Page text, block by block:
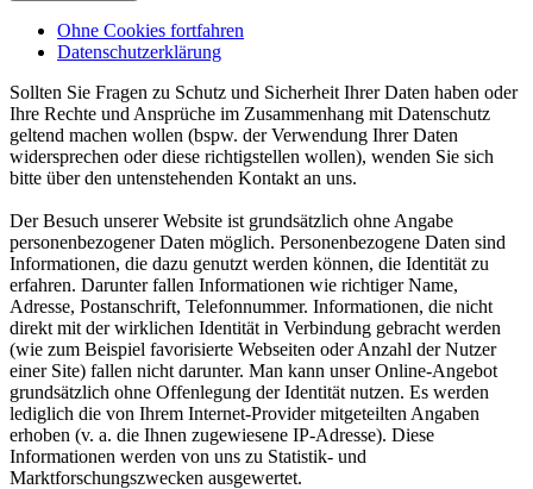
Ohne Cookies fortfahren
Datenschutzerklärung
Sollten Sie Fragen zu Schutz und Sicherheit Ihrer Daten haben oder
Ihre Rechte und Ansprüche im Zusammenhang mit Datenschutz
geltend machen wollen (bspw. der Verwendung Ihrer Daten
widersprechen oder diese richtigstellen wollen), wenden Sie sich
bitte über den untenstehenden Kontakt an uns.
Der Besuch unserer Website ist grundsätzlich ohne Angabe
personenbezogener Daten möglich. Personenbezogene Daten sind
Informationen, die dazu genutzt werden können, die Identität zu
erfahren. Darunter fallen Informationen wie richtiger Name,
Adresse, Postanschrift, Telefonnummer. Informationen, die nicht
direkt mit der wirklichen Identität in Verbindung gebracht werden
(wie zum Beispiel favorisierte Webseiten oder Anzahl der Nutzer
einer Site) fallen nicht darunter. Man kann unser Online-Angebot
grundsätzlich ohne Offenlegung der Identität nutzen. Es werden
lediglich die von Ihrem Internet-Provider mitgeteilten Angaben
erhoben (v. a. die Ihnen zugewiesene IP-Adresse). Diese
Informationen werden von uns zu Statistik- und
Marktforschungszwecken ausgewertet.